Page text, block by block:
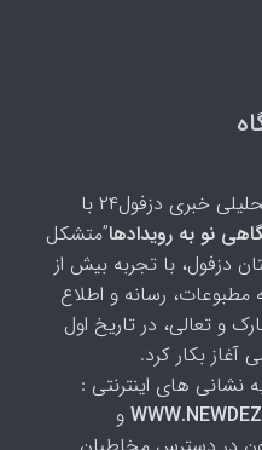
رسانه تحلیلی خبری دزفول۲۴ با
نو به رویدادها”متشکل
دزفول، با تجربه بیش از
رسانه و اطلاع
و تعالی، در تاریخ اول
و